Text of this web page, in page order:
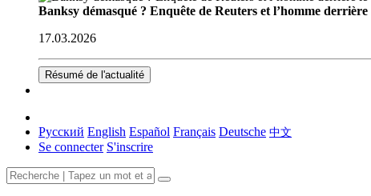
Banksy démasqué ? Enquête de Reuters et l’homme derrière
17.03.2026
Résumé de l'actualité
Русский English Español Français Deutsche 中文
Se connecter S'inscrire